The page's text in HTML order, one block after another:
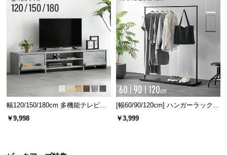
幅120/150/180cm 多機能テレビボ
ード 木目/石目調 オープン収納・
引き出し収納付き
￥9,998
[幅60/90/120cm] ハンガーラック
スチール 4段階高さ調節 サイドフ
ック オープンラック シンプル
￥3,999